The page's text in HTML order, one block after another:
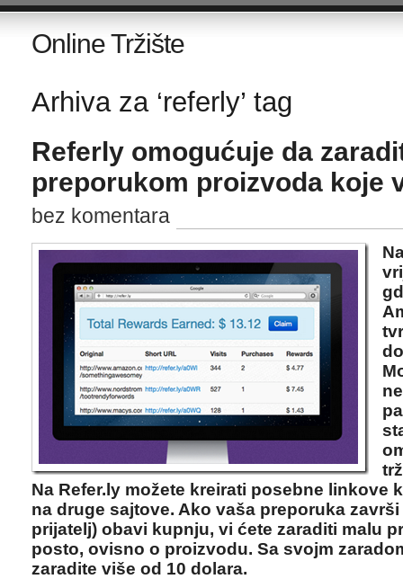
Online Tržište
Arhiva za ‘referly’ tag
Referly omogućuje da
preporukom proizvoda koje
bez komentara
Na Refer.ly možete kreirati posebne linkove
na druge sajtove. Ako vaša preporuka
prijatelj) obavi kupnju, vi ćete zaraditi malu
posto, ovisno o proizvodu. Sa svojm
zaradite više od 10 dolara.